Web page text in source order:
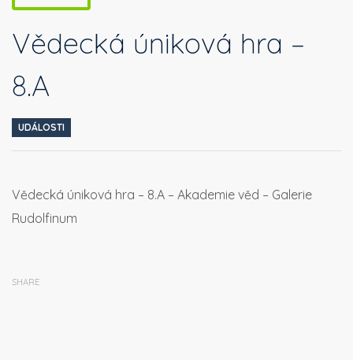
Vědecká úniková hra –
8.A
UDÁLOSTI
Vědecká úniková hra – 8.A – Akademie věd – Galerie
Rudolfinum
SHARE